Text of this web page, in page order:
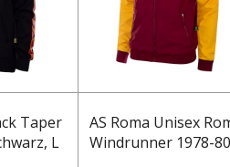
Taper
L
AS Roma Unisex
Windrunner 1978-